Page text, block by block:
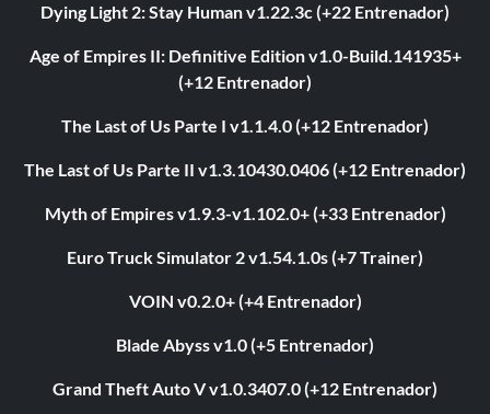
Dying Light 2: Stay Human v1.22.3c (+22 Entrenador)
Age of Empires II: Definitive Edition v1.0-Build.141935+
(+12 Entrenador)
The Last of Us Parte I v1.1.4.0 (+12 Entrenador)
The Last of Us Parte II v1.3.10430.0406 (+12 Entrenador)
Myth of Empires v1.9.3-v1.102.0+ (+33 Entrenador)
Euro Truck Simulator 2 v1.54.1.0s (+7 Trainer)
VOIN v0.2.0+ (+4 Entrenador)
Blade Abyss v1.0 (+5 Entrenador)
Grand Theft Auto V v1.0.3407.0 (+12 Entrenador)